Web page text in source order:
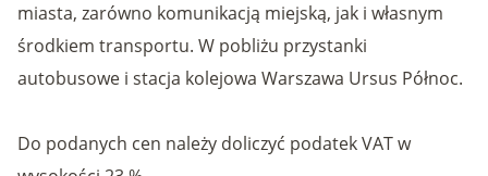
miasta, zarówno komunikacją miejską, jak i własnym
środkiem transportu. W pobliżu przystanki
autobusowe i stacja kolejowa Warszawa Ursus Północ.
Do podanych cen należy doliczyć podatek VAT w